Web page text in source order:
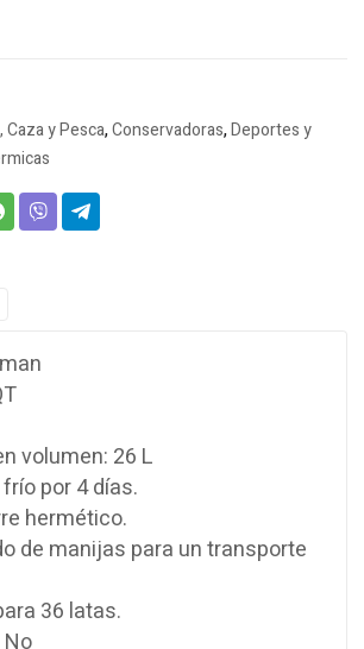
Caza y Pesca,Conservadoras,Deportes y
volumen: 26 L
por 4 días.
hermético.
de manijas para un transporte
36 latas.